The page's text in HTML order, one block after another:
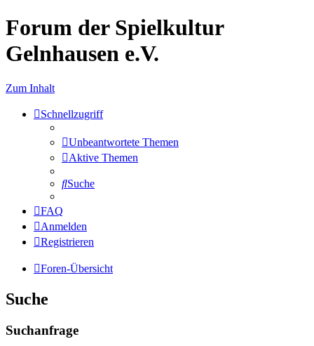
Forum der Spielkultur
Gelnhausen e.V.
Zum Inhalt
Schnellzugriff
Unbeantwortete Themen
Aktive Themen
Suche
FAQ
Anmelden
Registrieren
Foren-Übersicht
Suche
Suchanfrage